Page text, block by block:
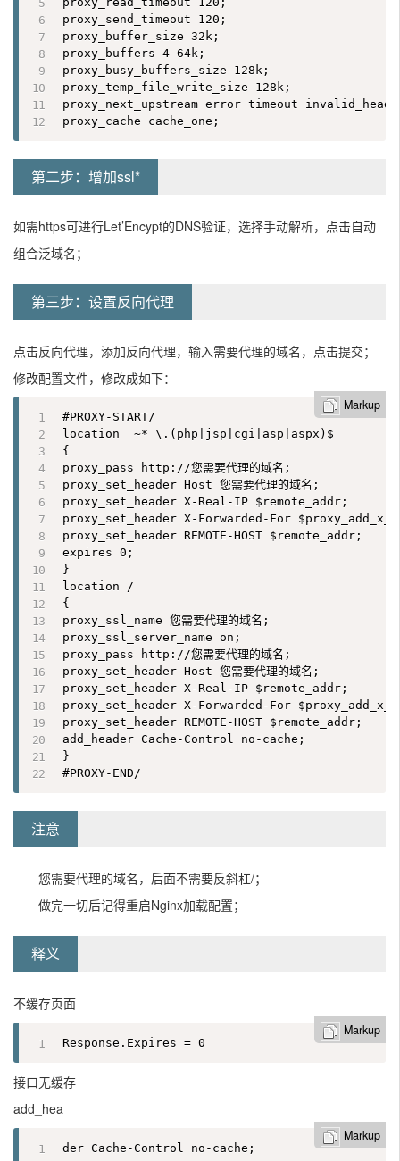
proxy_send_timeout 120;
proxy_buffer_size 32k;
proxy_buffers 4 64k;
proxy_busy_buffers_size 128k;
proxy_temp_file_write_size 128k;
proxy_next_upstream error timeout
proxy_cache cache_one;
第二步：增加ssl*
如需https可进行Let’Encypt的DNS验证，选择手动解析，点击自动
组合泛域名；
第三步：设置反向代理
点击反向代理，添加反向代理，输入需要代理的域名，点击提交；
修改配置文件，修改成如下：
Markup
#PROXY-START/
location  ~* \.(php|jsp|cgi|asp|aspx)$
{
proxy_pass http://您需要代理的域名;
proxy_set_header Host 您需要代理的域名;
proxy_set_header X-Real-IP $remote_addr;
proxy_set_header X-Forwarded-For
proxy_set_header REMOTE-HOST $remote_addr;
expires 0;
}
location /
{
proxy_ssl_name 您需要代理的域名;
proxy_ssl_server_name on;
proxy_pass http://您需要代理的域名;
proxy_set_header Host 您需要代理的域名;
proxy_set_header X-Real-IP $remote_addr;
proxy_set_header X-Forwarded-For
proxy_set_header REMOTE-HOST $remote_addr;
add_header Cache-Control no-cache;
}
#PROXY-END/
注意
您需要代理的域名，后面不需要反斜杠/；
做完一切后记得重启Nginx加载配置；
释义
不缓存页面
Markup
Response.Expires = 0
接口无缓存
add_hea
Markup
der Cache-Control no-cache;